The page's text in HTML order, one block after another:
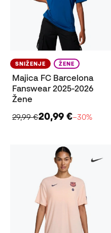
SNIŽENJE ŽENE
Majica FC Barcelona
Fanswear 2025-2026
Žene
29,99 €20,99 €−30%